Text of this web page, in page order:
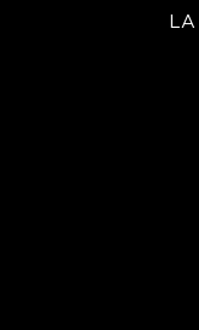
LA